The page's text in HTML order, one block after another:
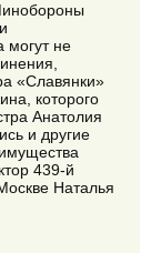
могут не
«Славянки»
которого
Анатолия
и другие
439-й
Наталья